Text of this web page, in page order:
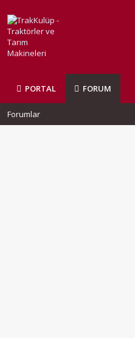
PORTAL FORUM
Forumlar